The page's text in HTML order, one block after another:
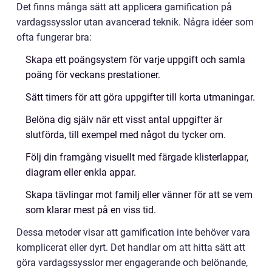
Det finns många sätt att applicera gamification på
vardagssysslor utan avancerad teknik. Några idéer som
ofta fungerar bra:
Skapa ett poängsystem för varje uppgift och samla
poäng för veckans prestationer.
Sätt timers för att göra uppgifter till korta utmaningar.
Belöna dig själv när ett visst antal uppgifter är
slutförda, till exempel med något du tycker om.
Följ din framgång visuellt med färgade klisterlappar,
diagram eller enkla appar.
Skapa tävlingar mot familj eller vänner för att se vem
som klarar mest på en viss tid.
Dessa metoder visar att gamification inte behöver vara
komplicerat eller dyrt. Det handlar om att hitta sätt att
göra vardagssysslor mer engagerande och belönande,